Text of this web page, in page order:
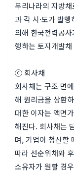
우리나라의 지방
과 각 시·도가 발
의해 한국전력공
행하는 토지개발
ⓒ 회사채
회사채는 구조 면
해 원리금을 상환
대한 이자는 액면
해진다. 회사채는
며, 기업이 청산할
따라 선순위채와
소유자가 원할 경